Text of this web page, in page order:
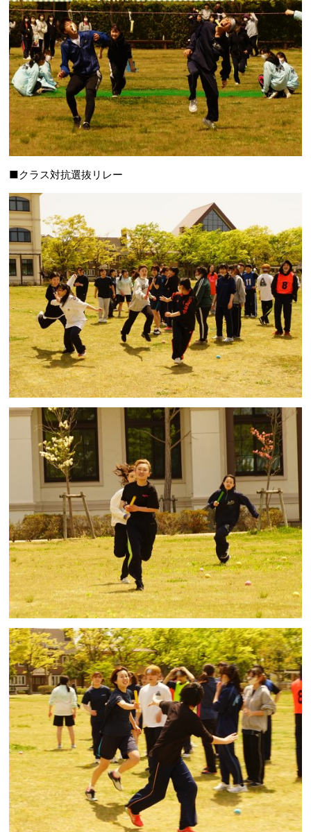
■クラス対抗選抜リレー